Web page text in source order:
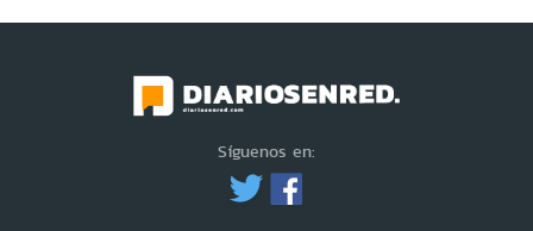
Síguenos en: